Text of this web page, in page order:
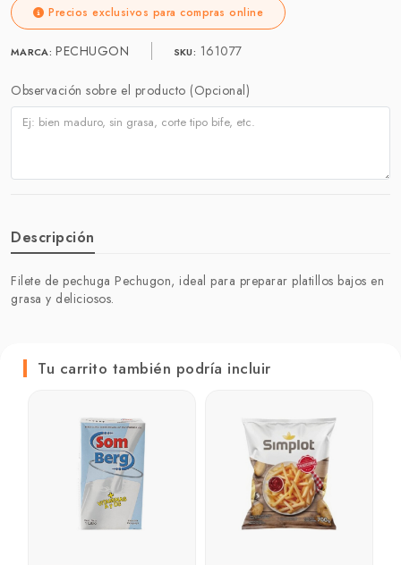
Precios exclusivos para compras online
MARCA: PECHUGON SKU: 161077
Observación sobre el producto (Opcional)
Descripción
Filete de pechuga Pechugon, ideal para preparar platillos bajos en
grasa y deliciosos.
Tu carrito también podría incluir